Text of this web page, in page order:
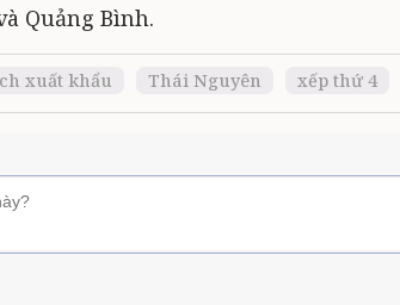
Quảng Bình.
xuất khẩu Thái Nguyên xếp thứ 4